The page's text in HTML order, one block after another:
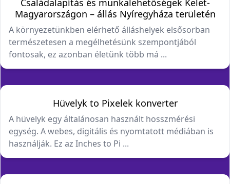
Családalapítás és munkalehetőségek Kelet-
Magyarországon – állás Nyíregyháza területén
A környezetünkben elérhető álláshelyek elsősorban
természetesen a megélhetésünk szempontjából
fontosak, ez azonban életünk több má ...
Hüvelyk to Pixelek konverter
A hüvelyk egy általánosan használt hosszmérési
egység. A webes, digitális és nyomtatott médiában is
használják. Ez az Inches to Pi ...